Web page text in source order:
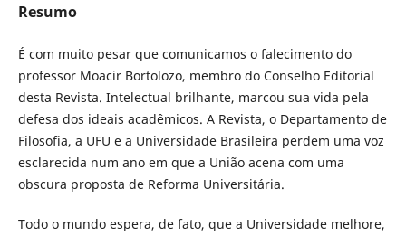
Resumo
É com muito pesar que comunicamos o falecimento do
professor Moacir Bortolozo, membro do Conselho Editorial
desta Revista. Intelectual brilhante, marcou sua vida pela
defesa dos ideais acadêmicos. A Revista, o Departamento de
Filosofia, a UFU e a Universidade Brasileira perdem uma voz
esclarecida num ano em que a União acena com uma
obscura proposta de Reforma Universitária.
Todo o mundo espera, de fato, que a Universidade melhore,